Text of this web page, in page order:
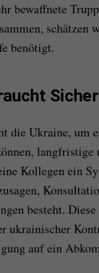
bewaffnete
schätzen
benötigt.
die Ukraine, um
langfristige
Kollegen ein
besteht.
ukrainischer
auf ein